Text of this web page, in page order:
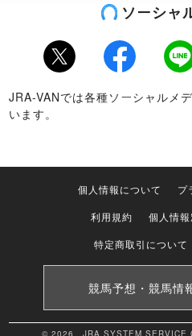
ソーシャ
Twitter Facebook LINE
JRA-VANでは各種ソーシャルメ
います。
個人情報について
プ
利用規約
個人情報
特定商取引について
競馬予想・競馬情
© 2026 JRA SYSTEM SERVICE